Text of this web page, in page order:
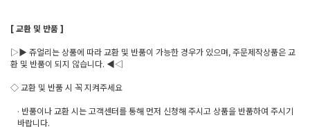
[ 교환 및 반품 ]
▷▶ 쥬얼리는 상품에 따라 교환 및 반품이 가능한 경우가 있으며, 주문제작상품은 교
환 및 반품이 되지 않습니다. ◀◁
◇ 교환 및 반품 시 꼭 지켜주세요
· 반품이나 교환 시는 고객센터를 통해 먼저 신청해 주시고 상품을 반품하여 주시기
바랍니다.